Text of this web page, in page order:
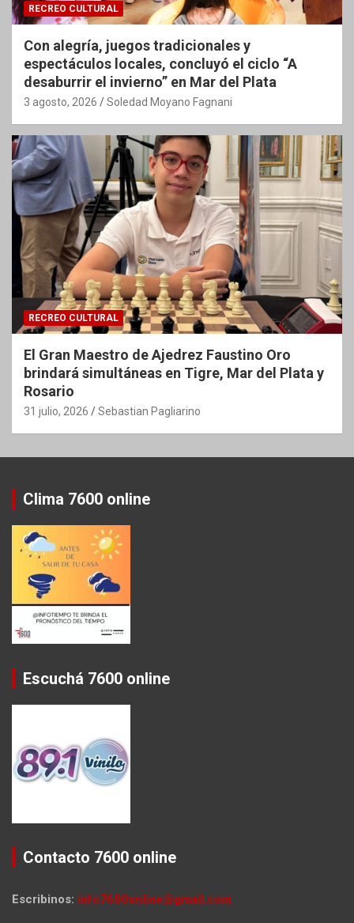
RECREO CULTURAL
Con alegría, juegos tradicionales y
espectáculos locales, concluyó el ciclo “A
desaburrir el invierno” en Mar del Plata
3 agosto, 2026 Soledad Moyano Fagnani
RECREO CULTURAL
El Gran Maestro de Ajedrez Faustino Oro
brindará simultáneas en Tigre, Mar del Plata y
Rosario
31 julio, 2026 Sebastian Pagliarino
Clima 7600 online
Escuchá 7600 online
Contacto 7600 online
Escribinos: info7600online@gmail.com